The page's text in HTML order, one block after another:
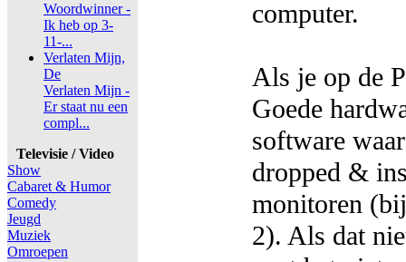
Woordwinner -
Ik heb op 3-
11-...
Verlaten Mijn,
De
Verlaten Mijn -
Er staat nu een
compl...
Televisie / Video
Show
Cabaret & Humor
Comedy
Jeugd
Muziek
Omroepen
computer.
Als je op de
Goede
software
dropped &
monitoren
2). Als dat